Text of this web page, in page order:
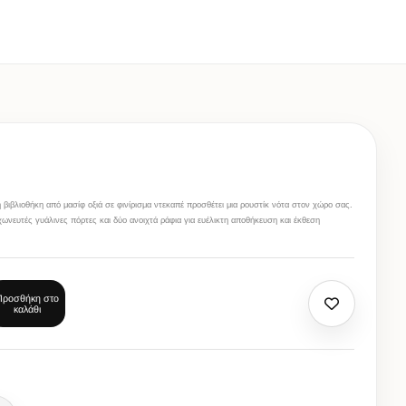
από μασίφ οξιά σε φινίρισμα ντεκαπέ προσθέτει μια ρουστίκ νότα στον χώρο σας.
γυάλινες πόρτες και δύο ανοιχτά ράφια για ευέλικτη αποθήκευση και έκθεση
στο
καλάθι